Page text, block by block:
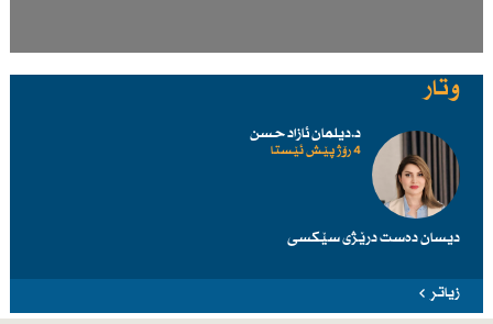
وتار
د.دیلمان ئازاد حسن
4 رۆژ پێش ئێستا
دیسان دەست درێژی سێكسی
زیاتر